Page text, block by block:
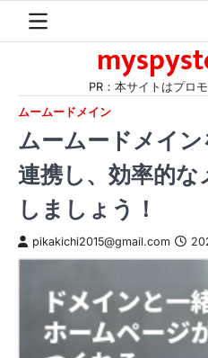
PR：本サイトはプロ
ムームードメイン
ムームードメイ
連携し、効率的
しましょう！
pikakichi2015@gmail.com